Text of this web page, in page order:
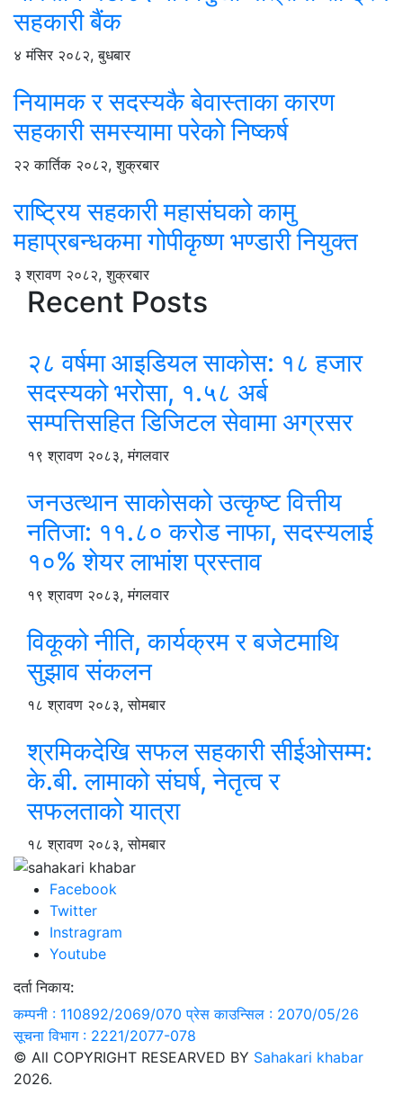
सहकारी बैंक
४ मंसिर २०८२, बुधबार
नियामक र सदस्यकै बेवास्ताका कारण
सहकारी समस्यामा परेको निष्कर्ष
२२ कार्तिक २०८२, शुक्रबार
राष्ट्रिय सहकारी महासंघको कामु
महाप्रबन्धकमा गोपीकृष्ण भण्डारी नियुक्त
३ श्रावण २०८२, शुक्रबार
Recent Posts
२८ वर्षमा आइडियल साकोस: १८ हजार
सदस्यको भरोसा, १.५८ अर्ब
सम्पत्तिसहित डिजिटल सेवामा अग्रसर
१९ श्रावण २०८३, मंगलवार
जनउत्थान साकोसको उत्कृष्ट वित्तीय
नतिजा: ११.८० करोड नाफा, सदस्यलाई
१०% शेयर लाभांश प्रस्ताव
१९ श्रावण २०८३, मंगलवार
विकूको नीति, कार्यक्रम र बजेटमाथि
सुझाव संकलन
१८ श्रावण २०८३, सोमबार
श्रमिकदेखि सफल सहकारी सीईओसम्म:
के.बी. लामाको संघर्ष, नेतृत्व र
सफलताको यात्रा
१८ श्रावण २०८३, सोमबार
Facebook
Twitter
Instragram
Youtube
दर्ता निकाय:
कम्पनी : 110892/2069/070प्रेस काउन्सिल : 2070/05/26
सूचना विभाग : 2221/2077-078
© All COPYRIGHT RESEARVED BY Sahakari khabar
2026.